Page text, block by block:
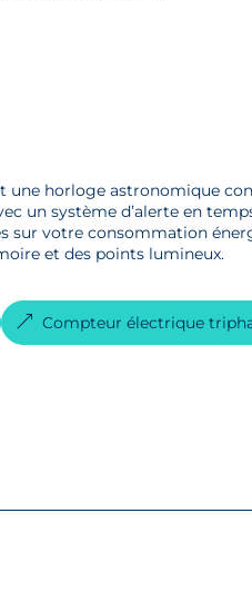
une horloge astronomique
un système d’alerte en
sur votre consommation
et des points lumineux.
Compteur électrique